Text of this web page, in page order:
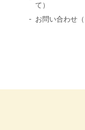
て）
お問い合わせ